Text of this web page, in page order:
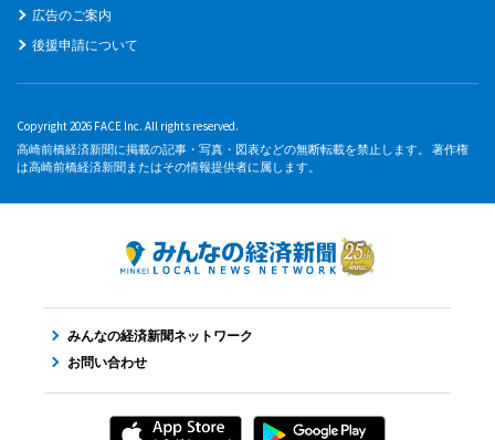
広告のご案内
後援申請について
Copyright 2026 FACE Inc. All rights reserved.
高崎前橋経済新聞に掲載の記事・写真・図表などの無断転載を禁止します。 著作権
は高崎前橋経済新聞またはその情報提供者に属します。
みんなの経済新聞ネットワーク
お問い合わせ